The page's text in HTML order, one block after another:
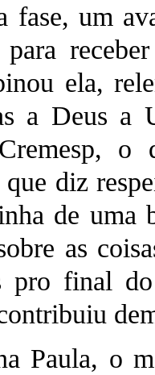
fase, um
ela,
a Deus a
o
diz
de uma
as
pro final
Paula, o